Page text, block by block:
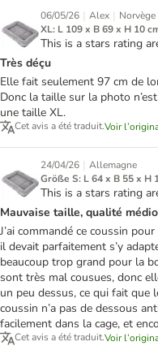
06/05/26 | Alex | Norvège
XL: L 109 x B 69 x H 10
This is a stars rating
Très déçu
Elle fait seulement 97 cm de
Donc la taille sur la photo
une taille XL.
Cet avis a été traduit.Voir
24/04/26 | Allemagne
Größe S: L 64 x B 55 x H
This is a stars rating
Mauvaise taille, qualité
J’ai commandé ce coussin
il devait parfaitement s’y
beaucoup trop grand pour la
sont très mal cousues, donc
un peu dessus, ce qui fait que
coussin n’a pas de dessous
facilement dans la cage, et
Cet avis a été traduit.Voir